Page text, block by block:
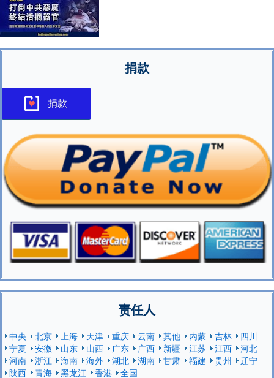
捐款
捐款
责任人
中央 北京 上海 天津 重庆 云南 其他 内蒙 吉林
四川
宁夏
安徽 山东 山西 广东 广西 新疆 江苏 江西
河北
河南
浙江 海南 海外 湖北 湖南 甘肃 福建 贵州
辽宁
陕西
青海 黑龙江 香港 全国